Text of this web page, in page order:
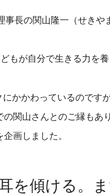
事長の関山隆一（せきや
が自分で生きる力を
かかわっているのです
関山さんとのご縁も
画しました。
を傾ける。